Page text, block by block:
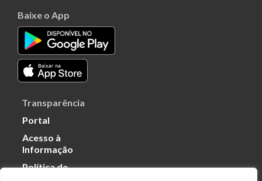
Baixe o App
Transparência
Portal
Acesso à
Informação
Política de